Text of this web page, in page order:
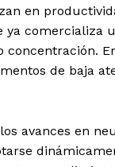
en
ya
concentración.
de baja
avances en